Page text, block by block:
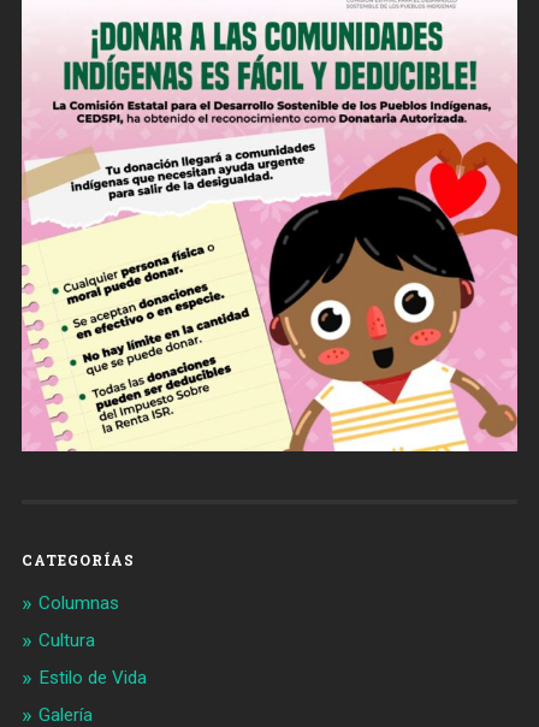
CATEGORÍAS
Columnas
Cultura
Estilo de Vida
Galería